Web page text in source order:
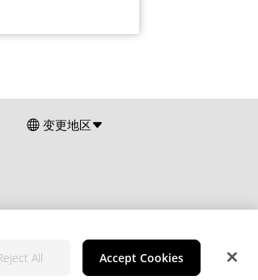
变更地区
All Accept Cookies